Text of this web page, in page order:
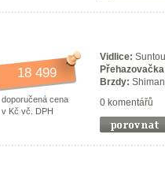
18 499
doporučená cena
v Kč vč. DPH
Vidlice:
Brzdy:
0 komentářů